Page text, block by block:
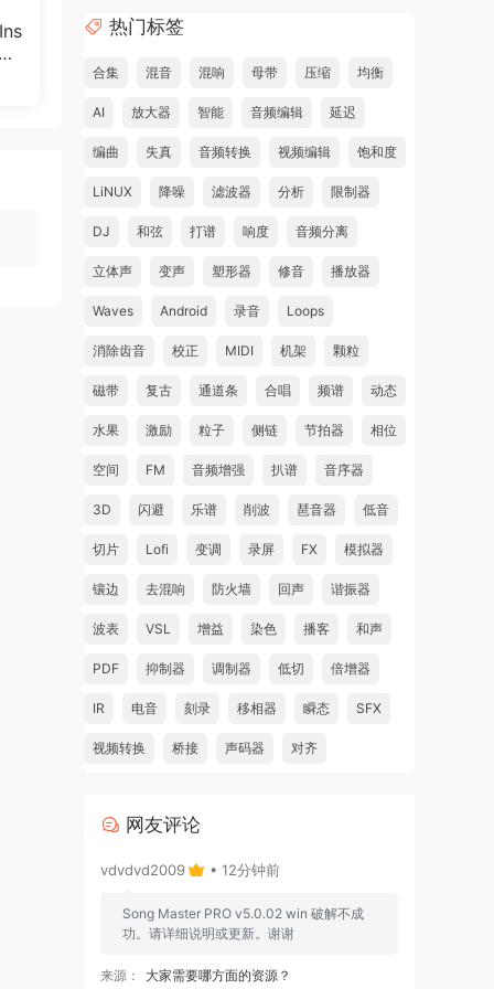
热门标签
合集 混音 混响 母带 压缩 均衡
AI 放大器 智能 音频编辑 延迟
编曲 失真 音频转换 视频编辑 饱和度
LiNUX 降噪 滤波器 分析 限制器
DJ 和弦 打谱 响度 音频分离
立体声 变声 塑形器 修音 播放器
Waves Android 录音 Loops
消除齿音 校正 MIDI 机架 颗粒
磁带 复古 通道条 合唱 频谱 动态
水果 激励 粒子 侧链 节拍器 相位
空间 FM 音频增强 扒谱 音序器
3D 闪避 乐谱 削波 琶音器 低音
切片 Lofi 变调 录屏 FX 模拟器
镶边 去混响 防火墙 回声 谐振器
波表 VSL 增益 染色 播客 和声
PDF 抑制器 调制器 低切 倍增器
IR 电音 刻录 移相器 瞬态 SFX
视频转换 桥接 声码器 对齐
网友评论
vdvdvd2009 • 12分钟前
Song Master PRO v5.0.02 win 破解不成
功。请详细说明或更新。谢谢
来源： 大家需要哪方面的资源？